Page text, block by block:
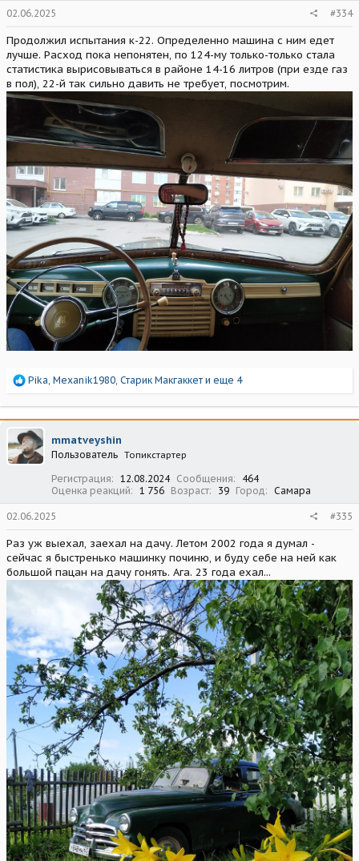
02.06.2025 #334
Продолжил испытания к-22. Определенно машина с ним едет
лучше. Расход пока непонятен, по 124-му только-только стала
статистика вырисовываться в районе 14-16 литров (при езде газ
в пол), 22-й так сильно давить не требует, посмотрим.
Р
а
к
ц
и
и
Pika Mexanik1980 Старик Макгаккет и еще 4
mmatveyshin
Пользователь Топикстартер
Регистрация 12.08.2024 Сообщения
464
Оценка реакций
1 756 Возраст 39 Город Самара
02.06.2025 #335
Раз уж выехал, заехал на дачу. Летом 2002 года я думал -
сейчас я быстренько машинку починю, и буду себе на ней как
большой пацан на дачу гонять. Ага. 23 года ехал...